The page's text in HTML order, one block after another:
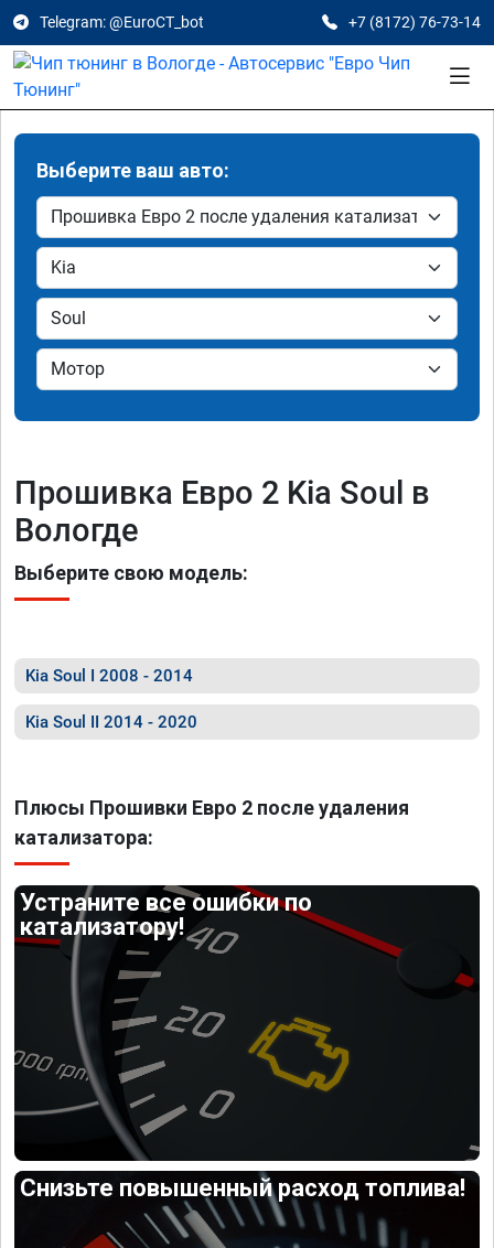
Telegram: @EuroCT_bot +7 (8172) 76-73-14
Выберите ваш авто:
Прошивка Евро 2 Kia Soul в
Вологде
Выберите свою модель:
Kia Soul I 2008 - 2014
Kia Soul II 2014 - 2020
Плюсы Прошивки Евро 2 после удаления
катализатора:
Устраните все ошибки по
катализатору!
Снизьте повышенный расход топлива!